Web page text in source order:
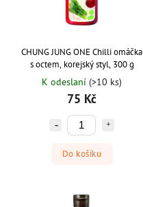
CHUNG JUNG ONE Chilli omáčka
s octem, korejský styl, 300 g
K odeslaní (>10 ks)
75 Kč
Do košíku